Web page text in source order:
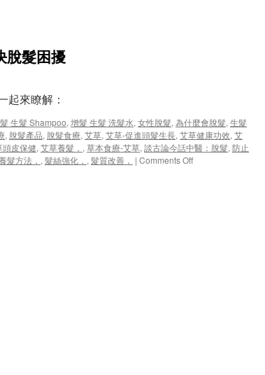
脫髮困擾
起來瞭解：
生髮 Shampoo, 增髮 生髮 洗髮水, 女性脫髮, 為什麼會脫髮, 生髮
, 脫髮產品, 脫髮食療, 艾草, 艾草-促進頭髮生長, 艾草健康功效, 艾
頭皮保健, 艾草養髮， , 草本食療-艾草, 談古論今話中醫：脫髮, 防止
髮方法， , 髮絲強化， , 髮質改善， | Comments Offon